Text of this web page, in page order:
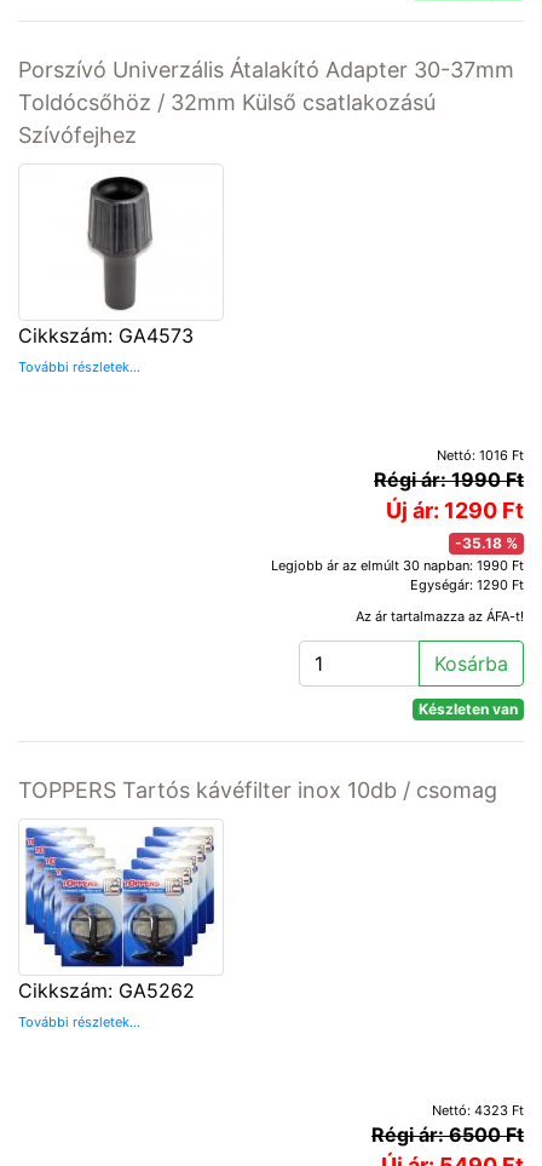
Porszívó Univerzális Átalakító Adapter 30-37mm
Toldócsőhöz / 32mm Külső csatlakozású
Szívófejhez
Cikkszám: GA4573
További részletek...
Nettó: 1016 Ft
Régi ár: 1990 Ft
Új ár: 1290 Ft
-35.18 %
Legjobb ár az elmúlt 30 napban: 1990 Ft
Egységár: 1290 Ft
Az ár tartalmazza az ÁFA-t!
Kosárba
Készleten van
TOPPERS Tartós kávéfilter inox 10db / csomag
Cikkszám: GA5262
További részletek...
Nettó: 4323 Ft
Régi ár: 6500 Ft